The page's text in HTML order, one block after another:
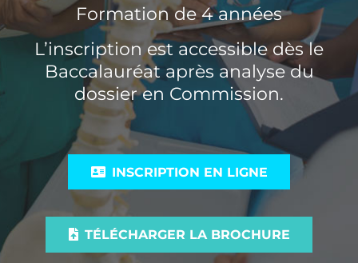
Formation de 4 années
L’inscription est accessible dès le
Baccalauréat après analyse du
dossier en Commission.
INSCRIPTION EN LIGNE
TÉLÉCHARGER LA BROCHURE